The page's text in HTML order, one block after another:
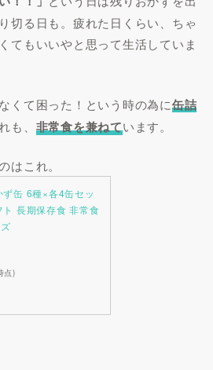
切る日も。疲れた日くらい、ちゃ
てもいいやと思って生活していま
くて困った！という時の為に缶詰
も、 非常食を兼ねています。
はこれ。
缶 6種×各4缶セッ
ト 長期保存食 非常食
点)